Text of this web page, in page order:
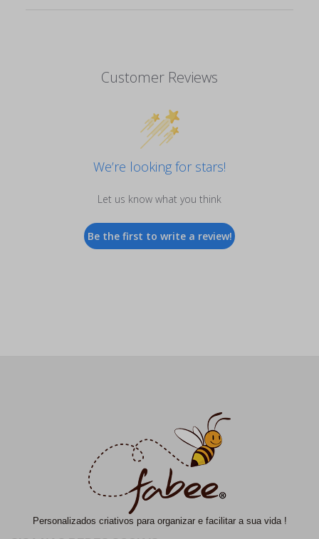
Customer Reviews
We’re looking for stars!
Let us know what you think
Be the first to write a review!
Personalizados criativos para organizar e facilitar a sua vida !